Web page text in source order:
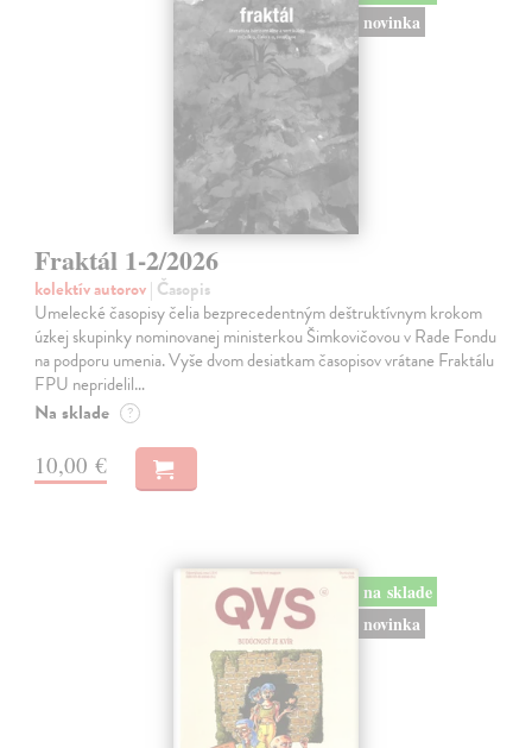
novinka
Fraktál 1-2/2026
kolektív autorov| Časopis
Umelecké časopisy čelia bezprecedentným deštruktívnym krokom
úzkej skupinky nominovanej ministerkou Šimkovičovou v Rade Fondu
na podporu umenia. Vyše dvom desiatkam časopisov vrátane Fraktálu
FPU nepridelil…
Na sklade ?
10,00 €
na sklade
novinka